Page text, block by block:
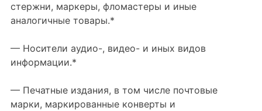
стержни, маркеры, фломастеры и иные
аналогичные товары.*
— Носители аудио-, видео- и иных видов
информации.*
— Печатные издания, в том числе почтовые
марки, маркированные конверты и